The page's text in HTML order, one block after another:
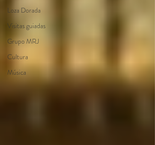
Loza Dorada
Visitas guiadas
Grupo MRJ
Cultura
Música